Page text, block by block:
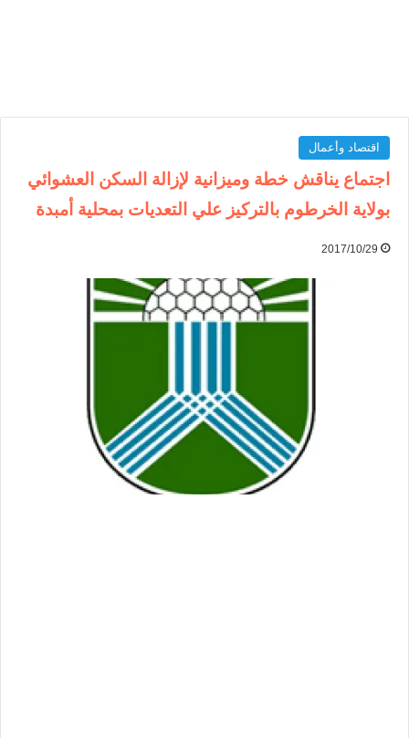
اقتصاد وأعمال
اجتماع يناقش خطة وميزانية لإزالة السكن العشوائي
بولاية الخرطوم بالتركيز علي التعديات بمحلية أمبدة
2017/10/29